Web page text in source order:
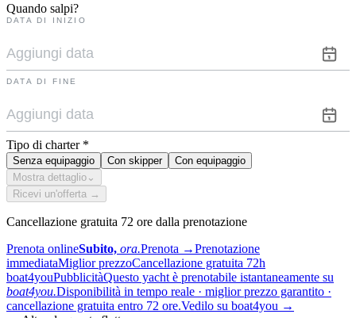
Quando salpi?
DATA DI INIZIO
DATA DI FINE
Tipo di charter *
Senza equipaggio Con skipper
Con equipaggio
Mostra dettaglio ⌄
Ricevi un'offerta →
Cancellazione gratuita 72 ore dalla prenotazione
Prenota onlineSubito, ora.Prenota →Prenotazione
immediataMiglior prezzoCancellazione gratuita 72h
boat4youPubblicitàQuesto yacht è prenotabile istantaneamente su
boat4you.Disponibilità in tempo reale · miglior prezzo garantito ·
cancellazione gratuita entro 72 ore.Vedilo su boat4you →